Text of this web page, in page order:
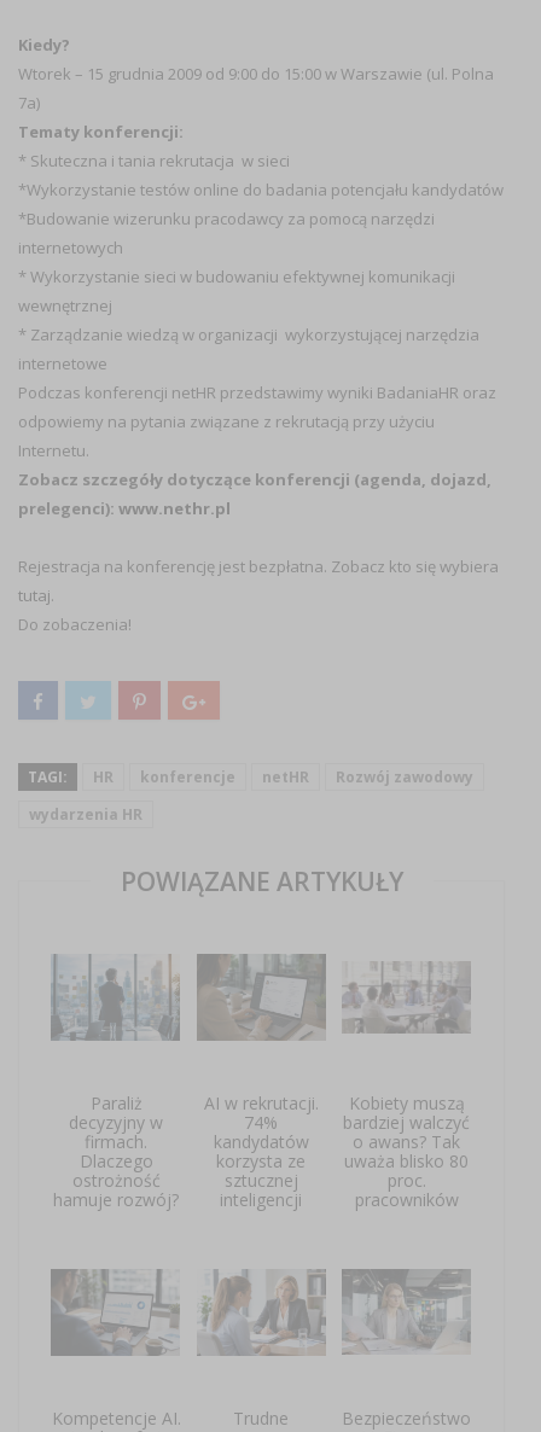
Kiedy?
Wtorek – 15 grudnia 2009 od 9:00 do 15:00 w Warszawie (ul. Polna
7a)
Tematy konferencji:
* Skuteczna i tania rekrutacja w sieci
*Wykorzystanie testów online do badania potencjału kandydatów
*Budowanie wizerunku pracodawcy za pomocą narzędzi
internetowych
* Wykorzystanie sieci w budowaniu efektywnej komunikacji
wewnętrznej
* Zarządzanie wiedzą w organizacji wykorzystującej narzędzia
internetowe
Podczas konferencji netHR przedstawimy wyniki BadaniaHR oraz
odpowiemy na pytania związane z rekrutacją przy użyciu
Internetu.
Zobacz szczegóły dotyczące konferencji (agenda, dojazd,
prelegenci): www.nethr.pl
Rejestracja na konferencję jest bezpłatna. Zobacz kto się wybiera
tutaj.
Do zobaczenia!
TAGI: HR konferencje netHR
Rozwój zawodowy
wydarzenia HR
POWIĄZANE ARTYKUŁY
Paraliż
decyzyjny w
firmach.
Dlaczego
ostrożność
hamuje rozwój?
AI w rekrutacji.
74%
kandydatów
korzysta ze
sztucznej
inteligencji
Kobiety muszą
bardziej walczyć
o awans? Tak
uważa blisko 80
proc.
pracowników
Kompetencje AI.
Trudne
Bezpieczeństwo